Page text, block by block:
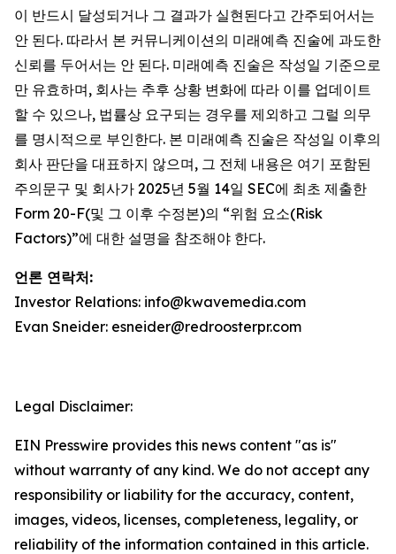
이 반드시 달성되거나 그 결과가 실현된다고 간주되어서는
안 된다. 따라서 본 커뮤니케이션의 미래예측 진술에 과도한
신뢰를 두어서는 안 된다. 미래예측 진술은 작성일 기준으로
만 유효하며, 회사는 추후 상황 변화에 따라 이를 업데이트
할 수 있으나, 법률상 요구되는 경우를 제외하고 그럴 의무
를 명시적으로 부인한다. 본 미래예측 진술은 작성일 이후의
회사 판단을 대표하지 않으며, 그 전체 내용은 여기 포함된
주의문구 및 회사가 2025년 5월 14일 SEC에 최초 제출한
Form 20-F(및 그 이후 수정본)의 “위험 요소(Risk
Factors)”에 대한 설명을 참조해야 한다.
언론 연락처:
Investor Relations: info@kwavemedia.com
Evan Sneider: esneider@redroosterpr.com
Legal Disclaimer:
EIN Presswire provides this news content "as is"
without warranty of any kind. We do not accept any
responsibility or liability for the accuracy, content,
images, videos, licenses, completeness, legality, or
reliability of the information contained in this article.